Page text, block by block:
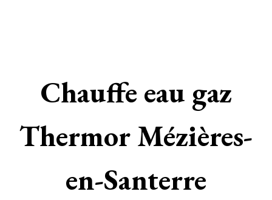
Chauffe eau gaz
Thermor Mézières-
en-Santerre